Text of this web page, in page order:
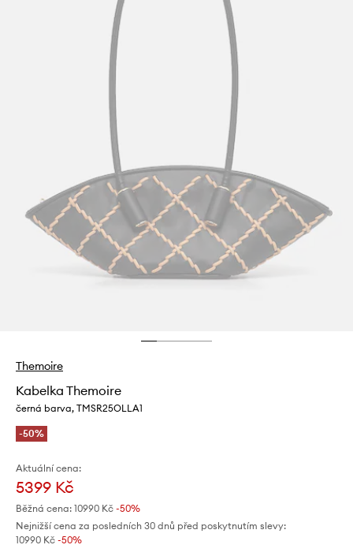
Themoire
Kabelka Themoire
černá barva, TMSR25OLLA1
-50%
Aktuální cena:
5399 Kč
Běžná cena: 10990 Kč -50%
Nejnižší cena za posledních 30 dnů před poskytnutím slevy:
10990 Kč -50%